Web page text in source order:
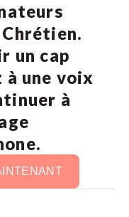
un cap
une voix
à